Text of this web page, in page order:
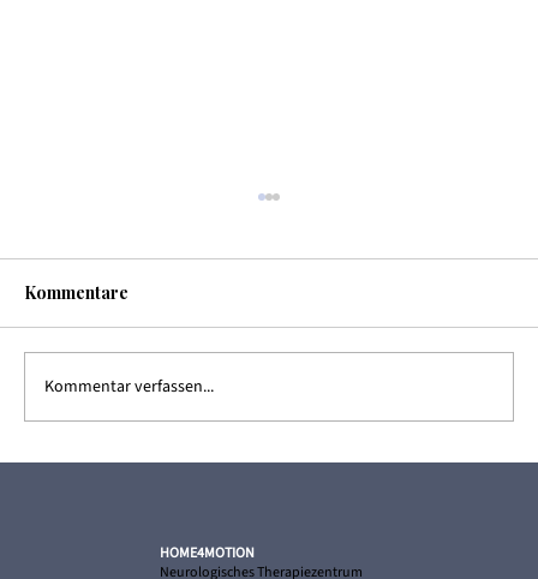
Kommentare
Kommentar verfassen...
HOME4MOTION
Neurologisches Therapiezentrum